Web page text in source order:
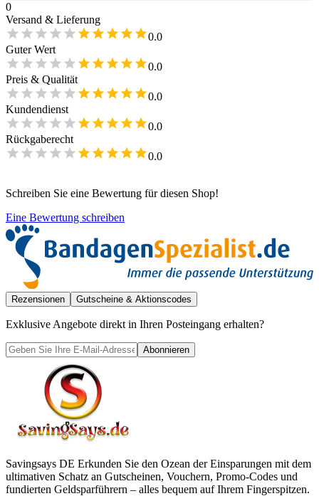
0
Versand & Lieferung
0.0
Guter Wert
0.0
Preis & Qualität
0.0
Kundendienst
0.0
Rückgaberecht
0.0
Schreiben Sie eine Bewertung für diesen Shop!
Eine Bewertung schreiben
Rezensionen Gutscheine & Aktionscodes
Exklusive Angebote direkt in Ihren Posteingang erhalten?
Abonnieren
Savingsays DE Erkunden Sie den Ozean der Einsparungen mit dem
ultimativen Schatz an Gutscheinen, Vouchern, Promo-Codes und
fundierten Geldsparführern – alles bequem auf Ihrem Fingerspitzen.